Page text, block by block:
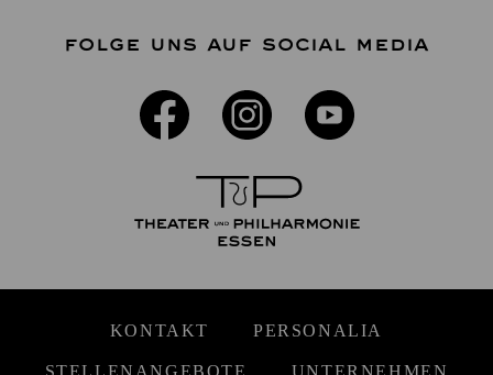
FOLGE UNS AUF SOCIAL MEDIA
KONTAKT PERSONALIA
STELLENANGEBOTE UNTERNEHMEN